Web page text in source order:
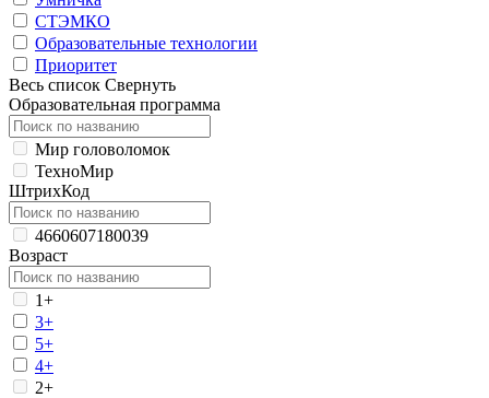
СТЭМКО
Образовательные технологии
Приоритет
Весь список Свернуть
Образовательная программа
Мир головоломок
ТехноМир
ШтрихКод
4660607180039
Возраст
1+
3+
5+
4+
2+